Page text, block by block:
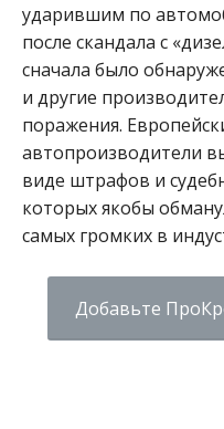
ударившим по
после скандала с
сначала было
и другие
поражения.
автопроизводители
виде штрафов и
которых якобы
самых громких в
Добавьте